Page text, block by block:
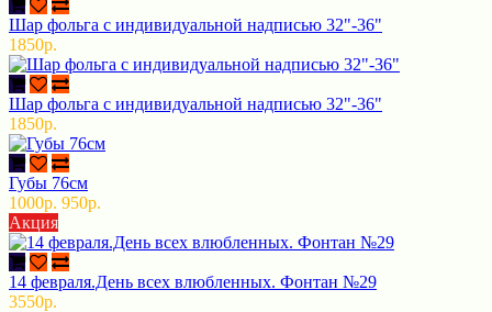
Шар фольга с индивидуальной надписью 32"-36"
1850р.
Шар фольга с индивидуальной надписью 32"-36"
1850р.
Губы 76см
1000р. 950р.
Акция
14 февраля.День всех влюбленных. Фонтан №29
3550р.